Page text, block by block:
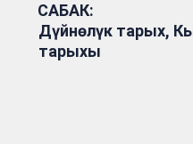
САБАК:
Дүйнөлүк тарых,
тарыхы